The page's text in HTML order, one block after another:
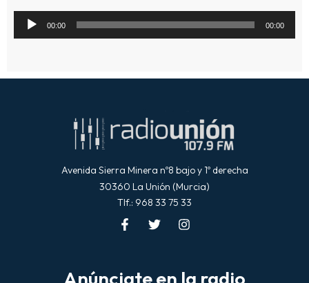
Reproductor
00:00 00:00
Avenida Sierra Minera nº8 bajo y 1º derecha
30360 La Unión (Murcia)
Tlf.: 968 33 75 33
Anúnciate en la radio